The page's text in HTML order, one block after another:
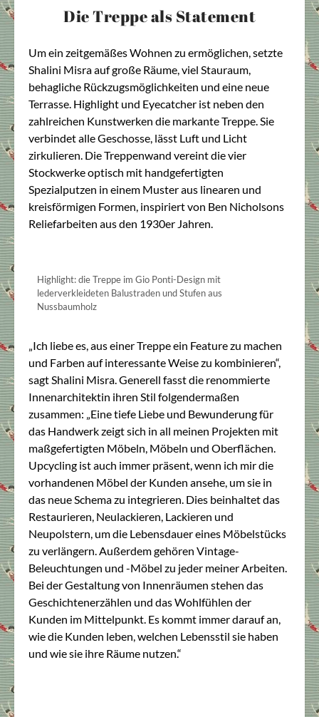
Die Treppe als Statement
Um ein zeitgemäßes Wohnen zu ermöglichen, setzte
Shalini Misra auf große Räume, viel Stauraum,
behagliche Rückzugsmöglichkeiten und eine neue
Terrasse. Highlight und Eyecatcher ist neben den
zahlreichen Kunstwerken die markante Treppe. Sie
verbindet alle Geschosse, lässt Luft und Licht
zirkulieren. Die Treppenwand vereint die vier
Stockwerke optisch mit handgefertigten
Spezialputzen in einem Muster aus linearen und
kreisförmigen Formen, inspiriert von Ben Nicholsons
Reliefarbeiten aus den 1930er Jahren.
Highlight: die Treppe im Gio Ponti-Design mit
lederverkleideten Balustraden und Stufen aus
Nussbaumholz
„Ich liebe es, aus einer Treppe ein Feature zu machen
und Farben auf interessante Weise zu kombinieren“,
sagt Shalini Misra. Generell fasst die renommierte
Innenarchitektin ihren Stil folgendermaßen
zusammen: „Eine tiefe Liebe und Bewunderung für
das Handwerk zeigt sich in all meinen Projekten mit
maßgefertigten Möbeln, Möbeln und Oberflächen.
Upcycling ist auch immer präsent, wenn ich mir die
vorhandenen Möbel der Kunden ansehe, um sie in
das neue Schema zu integrieren. Dies beinhaltet das
Restaurieren, Neulackieren, Lackieren und
Neupolstern, um die Lebensdauer eines Möbelstücks
zu verlängern. Außerdem gehören Vintage-
Beleuchtungen und -Möbel zu jeder meiner Arbeiten.
Bei der Gestaltung von Innenräumen stehen das
Geschichtenerzählen und das Wohlfühlen der
Kunden im Mittelpunkt. Es kommt immer darauf an,
wie die Kunden leben, welchen Lebensstil sie haben
und wie sie ihre Räume nutzen.“